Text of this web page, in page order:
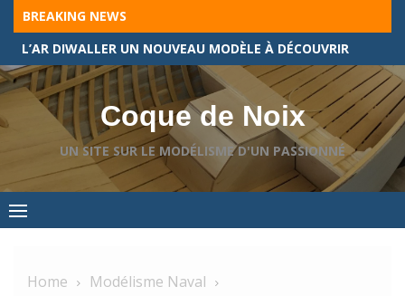
Skip
content
BREAKING NEWS
L’AR DIWALLER UN NOUVEAU MODÈLE À DÉCOUVRIR
Coque de Noix
UN SITE SUR LE MODÉLISME D'UN PASSIONNÉ
Home
Modélisme Naval